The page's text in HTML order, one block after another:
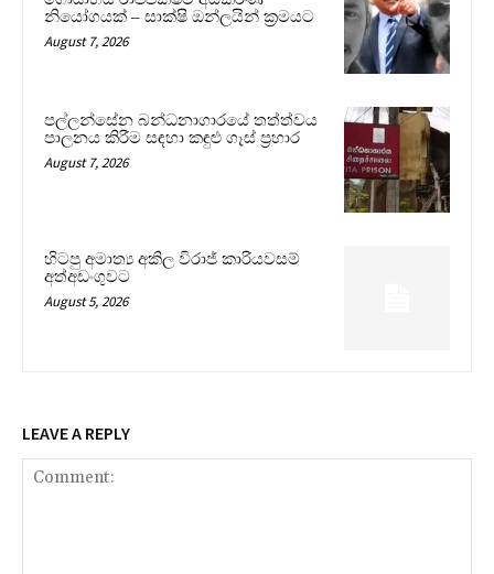
නියෝගයක් – සාක්ෂි ඔන්ලයින් ක්‍රමයට
August 7, 2026
පල්ලන්සේන බන්ධනාගාරයේ තත්ත්වය
පාලනය කිරීම සඳහා කඳුළු ගෑස් ප්‍රහාර
August 7, 2026
හිටපු අමාත්‍ය අකිල විරාජ් කාරියවසම්
අත්අඩංගුවට
August 5, 2026
LEAVE A REPLY